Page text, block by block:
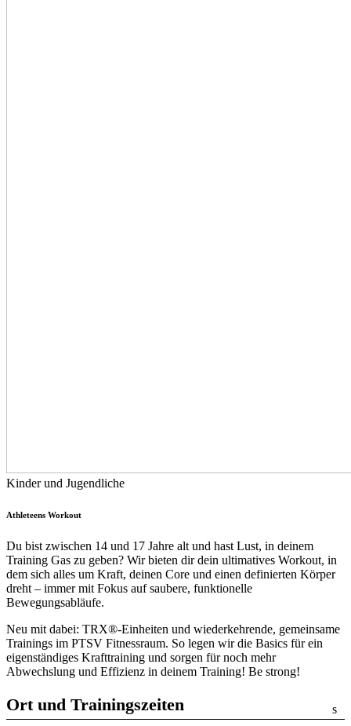
Kinder und Jugendliche
Athleteens Workout
Du bist zwischen 14 und 17 Jahre alt und hast Lust, in deinem
Training Gas zu geben? Wir bieten dir dein ultimatives Workout, in
dem sich alles um Kraft, deinen Core und einen definierten Körper
dreht – immer mit Fokus auf saubere, funktionelle
Bewegungsabläufe.
Neu mit dabei: TRX®-Einheiten und wiederkehrende, gemeinsame
Trainings im PTSV Fitnessraum. So legen wir die Basics für ein
eigenständiges Krafttraining und sorgen für noch mehr
Abwechslung und Effizienz in deinem Training! Be strong!
Ort und Trainingszeiten